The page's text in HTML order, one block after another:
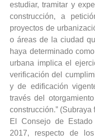
estudiar, tramitar y
construcción, a
proyectos de
o áreas de la ciudad
haya determinado
urbana implica el
verificación del
y de edificación
través del
construcción.” (Subraya
El Consejo de
2017, respecto de